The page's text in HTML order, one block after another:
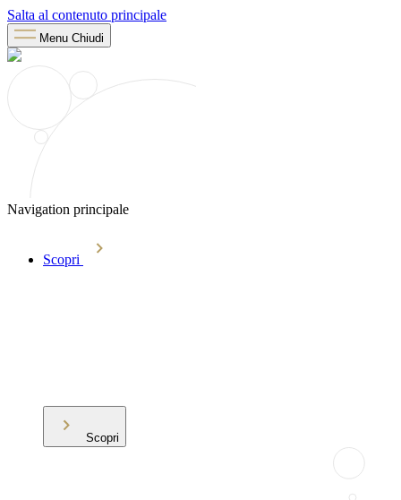
Salta al contenuto principale
Menu Chiudi
Navigation principale
Scopri
Scopri